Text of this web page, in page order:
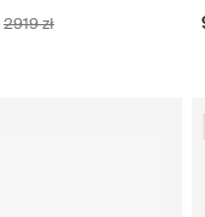
2919 zł